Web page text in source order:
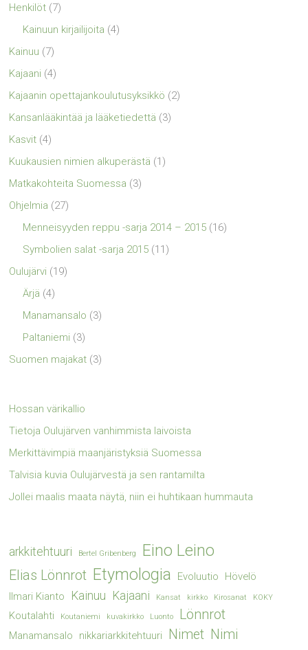
Henkilöt (7)
Kainuun kirjailijoita (4)
Kainuu (7)
Kajaani (4)
Kajaanin opettajankoulutusyksikkö (2)
Kansanlääkintää ja lääketiedettä (3)
Kasvit (4)
Kuukausien nimien alkuperästä (1)
Matkakohteita Suomessa (3)
Ohjelmia (27)
Menneisyyden reppu -sarja 2014 – 2015 (16)
Symbolien salat -sarja 2015 (11)
Oulujärvi (19)
Ärjä (4)
Manamansalo (3)
Paltaniemi (3)
Suomen majakat (3)
Hossan värikallio
Tietoja Oulujärven vanhimmista laivoista
Merkittävimpiä maanjäristyksiä Suomessa
Talvisia kuvia Oulujärvestä ja sen rantamilta
Jollei maalis maata näytä, niin ei huhtikaan hummauta
arkkitehtuuri Bertel Gribenberg Eino Leino
Elias Lönnrot Etymologia Evoluutio
Hövelö
Ilmari Kianto
Kainuu Kajaani Kansat kirkko Kirosanat KOKY
Koutalahti Koutaniemi kuvakirkko Luonto Lönnrot
Manamansalo nikkariarkkitehtuuri Nimet Nimi